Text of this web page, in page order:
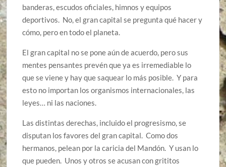
banderas, escudos oficiales, himnos y equipos
deportivos. No, el gran capital se pregunta qué hacer y
cómo, pero en todo el planeta.
El gran capital no se pone aún de acuerdo, pero sus
mentes pensantes prevén que ya es irremediable lo
que se viene y hay que saquear lo más posible. Y para
esto no importan los organismos internacionales, las
leyes… ni las naciones.
Las distintas derechas, incluido el progresismo, se
disputan los favores del gran capital. Como dos
hermanos, pelean por la caricia del Mandón. Y usan lo
que pueden. Unos y otros se acusan con grititos